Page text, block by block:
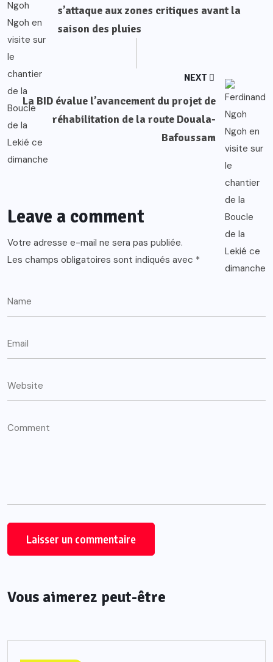
s’attaque aux zones critiques avant la
saison des pluies
NEXT
La BID évalue l’avancement du projet de
réhabilitation de la route Douala-
Bafoussam
Leave a comment
Votre adresse e-mail ne sera pas publiée.
Les champs obligatoires sont indiqués avec *
Vous aimerez peut-être